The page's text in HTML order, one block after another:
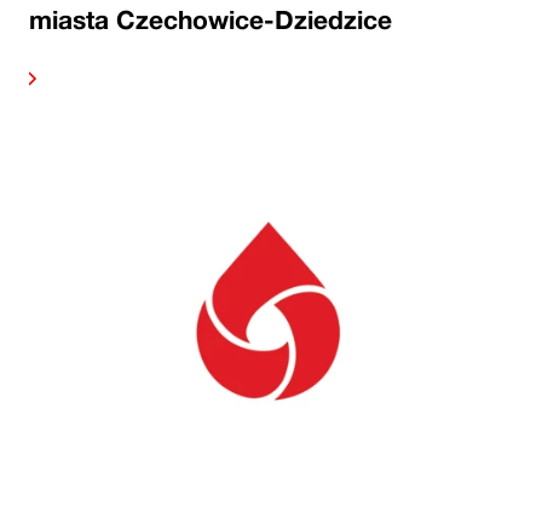
miasta Czechowice-Dziedzice